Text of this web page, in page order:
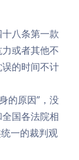
八条第一款
或者其他不
的时间不计
的原因”，没
国各法院相
一的裁判观